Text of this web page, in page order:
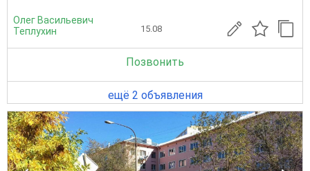
Олег Васильевич
Теплухин
15.08
Позвонить
ещё 2 объявления